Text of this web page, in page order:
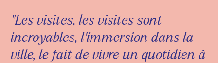
"Les visites, les visites sont
incroyables, l'immersion dans la
ville, le fait de vivre un quotidien à